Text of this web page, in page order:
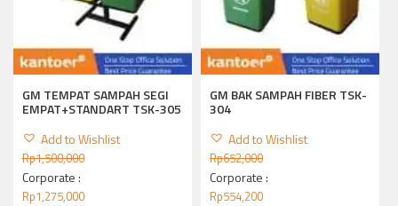
GM TEMPAT SAMPAH SEGI
EMPAT+STANDART TSK-305
Add to Wishlist
Rp1,500,000
Corporate :
Rp1,275,000
GM BAK SAMPAH FIBER TSK-
304
Add to Wishlist
Rp652,000
Corporate :
Rp554,200